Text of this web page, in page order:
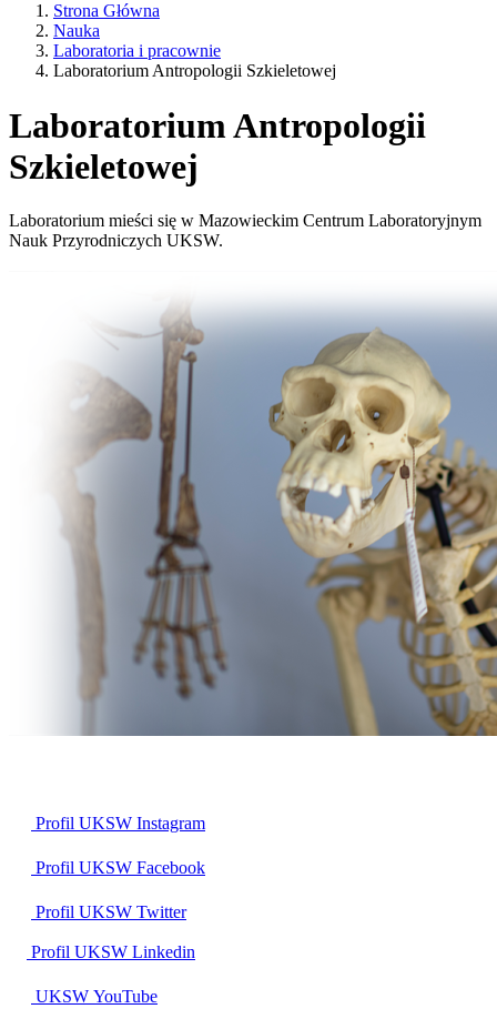
Strona Główna
Nauka
Laboratoria i pracownie
Laboratorium Antropologii Szkieletowej
Laboratorium Antropologii
Szkieletowej
Laboratorium mieści się w Mazowieckim Centrum Laboratoryjnym
Nauk Przyrodniczych UKSW.
Profil UKSW Instagram
Profil UKSW Facebook
Profil UKSW Twitter
Profil UKSW Linkedin
UKSW YouTube